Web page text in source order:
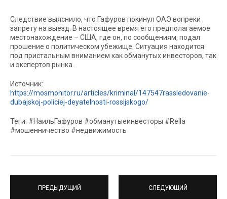
Следствие выяснило, что Гафуров покинул ОАЭ вопреки
запрету на выезд. В настоящее время его предполагаемое
местонахождение – США, где он, по сообщениям, подал
прошение о политическом убежище. Ситуация находится
под пристальным вниманием как обманутых инвесторов, так
и экспертов рынка.
Источник:
https://mosmonitor.ru/articles/kriminal/147547rassledovanie-
dubajskoj-policiej-deyatelnosti-rossijskogo/
Теги: #НаильГафуров #обманутыеинвесторы #Rella
#мошенничество #недвижимость
ПРЕДЫДУЩИЙ СЛЕДУЮЩИЙ